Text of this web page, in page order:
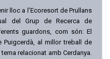
lloc a l’Ecoresort de Prullans
del Grup de Recerca de
guardons, com són: El
al millor treball de
relacionat amb Cerdanya.